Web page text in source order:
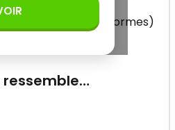
', de la famille des
(ordre des Passériformes)
ressemble…